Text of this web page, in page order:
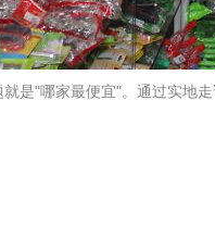
是"哪家最便宜"。通过实地